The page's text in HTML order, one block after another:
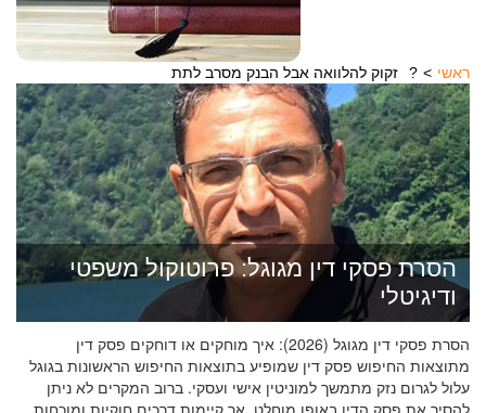
ראשי זקוק להלוואה אבל הבנק מסרב לתת?
הסרת פסקי דין מגוגל: פרוטוקול משפטי
ודיגיטלי
הסרת פסקי דין מגוגל (2026): איך מוחקים או דוחקים פסק דין
מתוצאות החיפוש פסק דין שמופיע בתוצאות החיפוש הראשונות בגוגל
עלול לגרום נזק מתמשך למוניטין אישי ועסקי. ברוב המקרים לא ניתן
להסיר את פסק הדין באופן מוחלט, אך קיימות דרכים חוקיות ומוכחות